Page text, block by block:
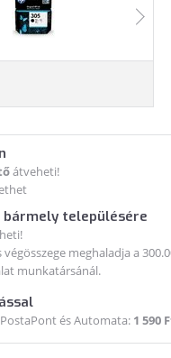
átveheti!
bármely településére
meghaladja a
munkatársánál.
és Automata: 1 590